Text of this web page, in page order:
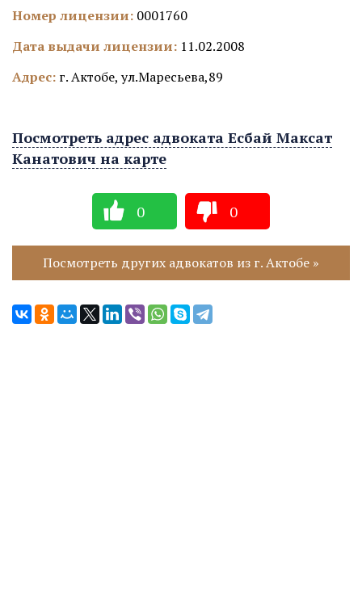
Номер лицензии: 0001760
Дата выдачи лицензии: 11.02.2008
Адрес: г. Актобе, ул.Маресьева,89
Посмотреть адрес адвоката Есбай Максат
Канатович на карте
0 0
Посмотреть других адвокатов из г. Актобе »